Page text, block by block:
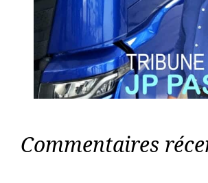
Commentaires